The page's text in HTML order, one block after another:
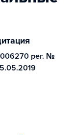
рег. №